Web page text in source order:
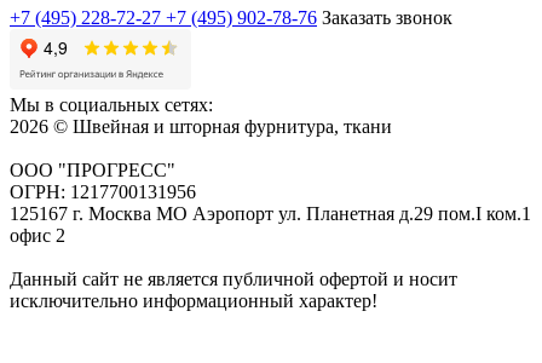
+7 (495) 228-72-27 +7 (495) 902-78-76 Заказать звонок
Мы в социальных сетях:
2026 © Швейная и шторная фурнитура, ткани
ООО "ПРОГРЕСС"
ОГРН: 1217700131956
125167 г. Москва МО Аэропорт ул. Планетная д.29 пом.I ком.1
офис 2
Данный сайт не является публичной офертой и носит
исключительно информационный характер!